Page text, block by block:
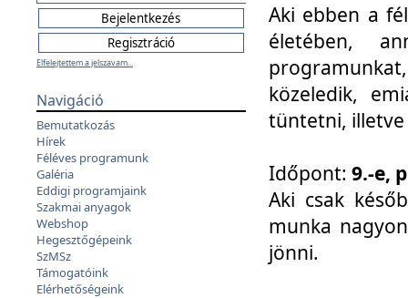
Elfelejtettem a jelszavam...
Navigáció
Bemutatkozás
Hírek
Féléves programunk
Galéria
Eddigi programjaink
Szakmai anyagok
Webshop
Hegesztőgépeink
SzMSz
Támogatóink
Elérhetőségeink
Aki ebben a
életében,
közeledik,
tüntetni, illetve
Időpont: 9.-e,
Aki csak
munka
jönni.